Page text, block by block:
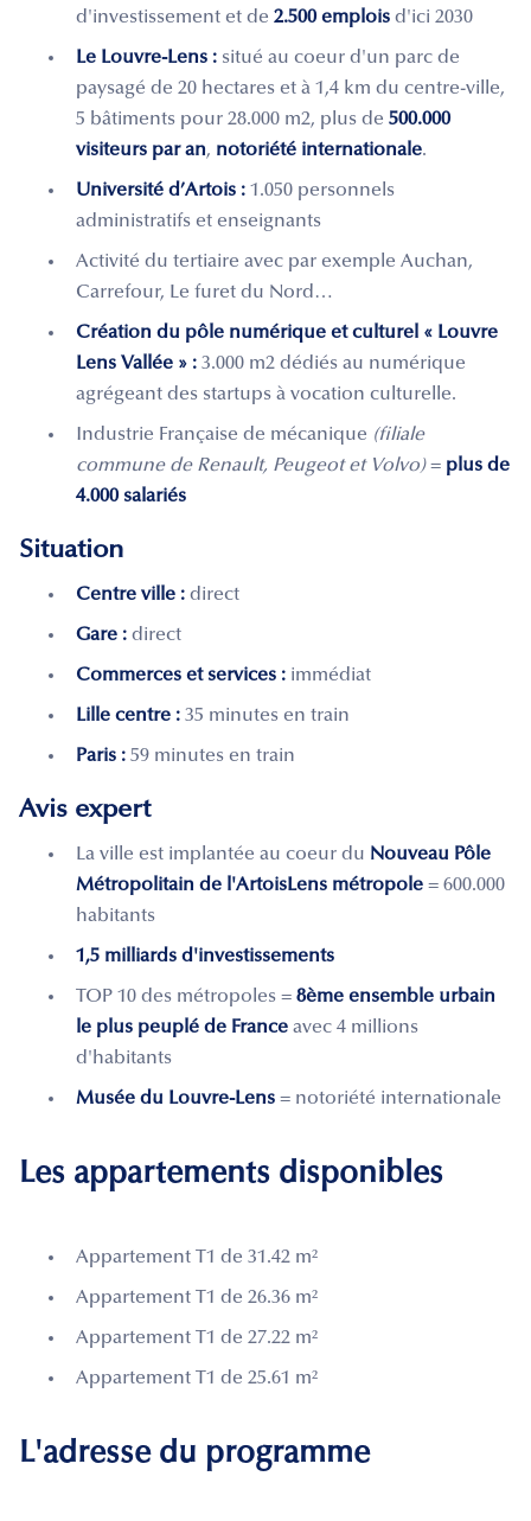
d'investissement et de 2.500 emplois d'ici 2030
Le Louvre-Lens : situé au coeur d'un parc de
paysagé de 20 hectares et à 1,4 km du centre-ville,
5 bâtiments pour 28.000 m2, plus de 500.000
visiteurs par an, notoriété internationale.
Université d’Artois : 1.050 personnels
administratifs et enseignants
Activité du tertiaire avec par exemple Auchan,
Carrefour, Le furet du Nord…
Création du pôle numérique et culturel « Louvre
Lens Vallée » : 3.000 m2 dédiés au numérique
agrégeant des startups à vocation culturelle.
Industrie Française de mécanique (filiale
commune de Renault, Peugeot et Volvo)= plus de
4.000 salariés
Situation
Centre ville : direct
Gare : direct
Commerces et services : immédiat
Lille centre : 35 minutes en train
Paris : 59 minutes en train
Avis expert
La ville est implantée au coeur du Nouveau Pôle
Métropolitain de l'ArtoisLens métropole = 600.000
habitants
1,5 milliards d'investissements
TOP 10 des métropoles = 8ème ensemble urbain
le plus peuplé de France avec 4 millions
d'habitants
Musée du Louvre-Lens = notoriété internationale
Les appartements disponibles
Appartement T1 de 31.42 m²
Appartement T1 de 26.36 m²
Appartement T1 de 27.22 m²
Appartement T1 de 25.61 m²
L'adresse du programme